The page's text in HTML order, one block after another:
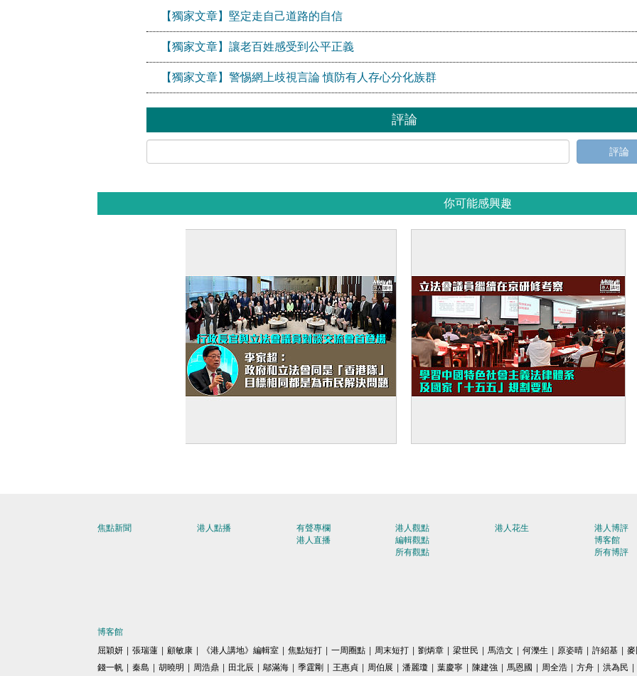
【獨家文章】堅定走自己道路的自信
【獨家文章】讓老百姓感受到公平正義
【獨家文章】警惕網上歧視言論 慎防有人存心分化族群
評論
評論
你可能感興趣
焦點新聞 港人點播
有聲專欄
港人直播
港人觀點
編輯觀點
所有觀點
港人花生
港人博評
博客館
所有博評
博客館
屈穎妍
張瑞蓮 顧敏康 《港人講地》編輯室 焦點短打 一周圈點 周末短打 劉炳章 梁世民 馬浩文 何濼生 原姿晴 許紹基
錢一帆
秦島 胡曉明 周浩鼎 田北辰 鄔滿海 季霆剛 王惠貞 周伯展 潘麗瓊 葉慶寧 陳建強 馬恩國 周全浩 方舟 洪為民